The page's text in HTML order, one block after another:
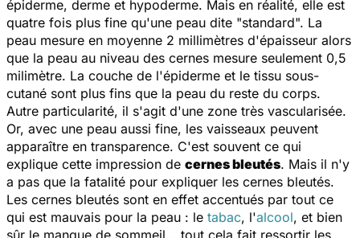
épiderme, derme et hypoderme. Mais en réalité, elle est
quatre fois plus fine qu'une peau dite "standard". La
peau mesure en moyenne 2 millimètres d'épaisseur alors
que la peau au niveau des cernes mesure seulement 0,5
milimètre. La couche de l'épiderme et le tissu sous-
cutané sont plus fins que la peau du reste du corps.
Autre particularité, il s'agit d'une zone très vascularisée.
Or, avec une peau aussi fine, les vaisseaux peuvent
apparaître en transparence. C'est souvent ce qui
explique cette impression de cernes bleutés. Mais il n'y
a pas que la fatalité pour expliquer les cernes bleutés.
Les cernes bleutés sont en effet accentués par tout ce
qui est mauvais pour la peau : le tabac, l'alcool, et bien
sûr le manque de sommeil… tout cela fait ressortir les